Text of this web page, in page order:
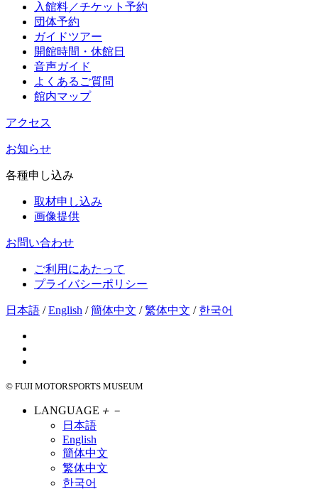
入館料／チケット予約
団体予約
ガイドツアー
開館時間・休館日
音声ガイド
よくあるご質問
館内マップ
アクセス
お知らせ
各種申し込み
取材申し込み
画像提供
お問い合わせ
ご利用にあたって
プライバシーポリシー
日本語 /English /簡体中文 /繁体中文 / 한국어
© FUJI MOTORSPORTS MUSEUM
LANGUAGE ＋ －
日本語
English
簡体中文
繁体中文
한국어